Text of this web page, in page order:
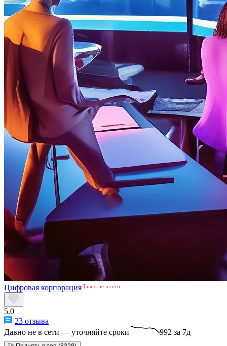
Цифровая корпорацияДавно не в сети
5.0
23 отзыва
Давно не в сети — уточняйте сроки
992 за 7д